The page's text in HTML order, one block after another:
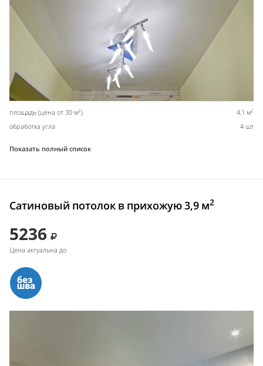
площадь (цена от 30 м2) 4,1 м2
обработка угла 4 шт
Показать полный список
Сатиновый потолок в прихожую 3,9 м2
5236
Цена актуальна до